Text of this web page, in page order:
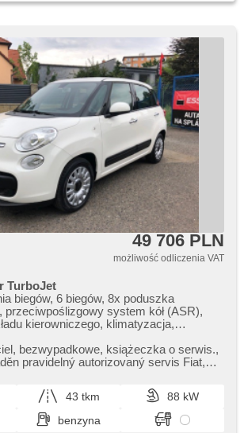
49 706 PLN
możliwość odliczenia VAT
TurboJet
biegów, 6 biegów, 8x poduszka
przeciwpoślizgowy system kół (ASR),
kierowniczego, klimatyzacja,
parkovací senzory zadní, regulowana
wielofunkcyjna, wyłączenie poduszki
immobilizer, zamykanie centralne -
siedzenie dla kierowcy, czujnik
start-stop systém, USB, AUX,
CD, termometr zewnętrzny,
bezwypadkowe,​ książeczka o serwis.,​
pravidelný autorizovaný servis Fiat,​
43 tkm
88 kW
benzyna